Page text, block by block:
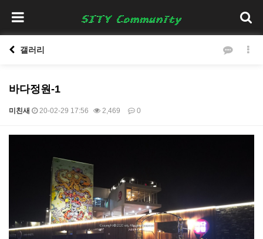
갤러리
바다정원-1
미친새 20-02-29 17:56 2,469 0